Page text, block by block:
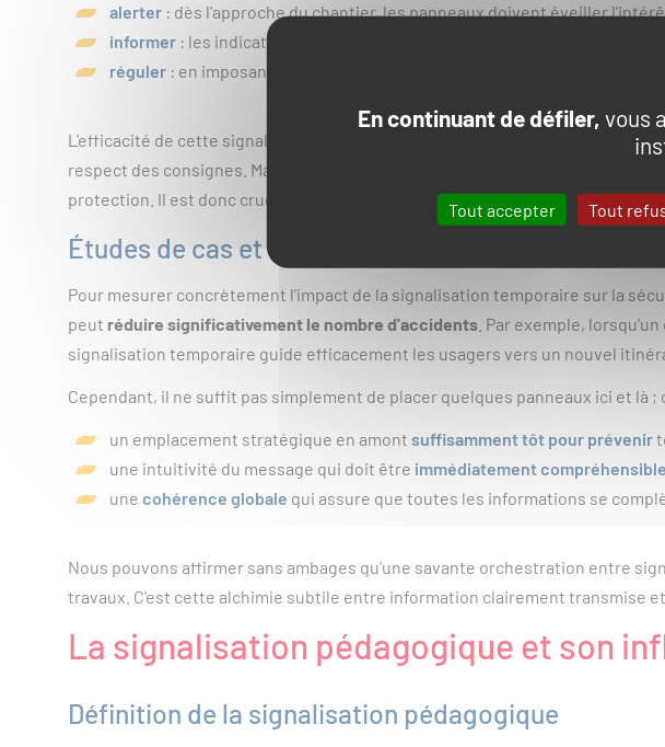
alerter : dès l'approche du chantier, les panneaux doivent éveiller
informer : les indications précises fournies par les panneaux
réguler : en imposant certaines prescriptions via les panneaux, on
L'efficacité de cette signalisation repose sur sa capacité à être perçue comme
respect des consignes. Mais si la signalisation est mal positionnée ou
protection. Il est donc crucial que ces dispositifs soient en harmonie avec
Études de cas et statistiques d'accidentologie
Pour mesurer concrètement l'impact de la signalisation temporaire sur la
peut réduire significativement le nombre d'accidents . Par exemple,
signalisation temporaire guide efficacement les usagers vers un nouvel
Cependant, il ne suffit pas simplement de placer quelques panneaux ici et là
un emplacement stratégique en amont suffisamment tôt pour prévenir
une intuitivité du message qui doit être immédiatement compréhensible
une cohérence globale qui assure que toutes les informations se
Nous pouvons affirmer sans ambages qu'une savante orchestration entre
travaux. C'est cette alchimie subtile entre information clairement transmise
La signalisation pédagogique et son
Définition de la signalisation pédagogique
En continuant de défiler, vous
Tout accepter Tout